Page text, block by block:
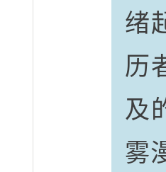
绪
历
及
雾